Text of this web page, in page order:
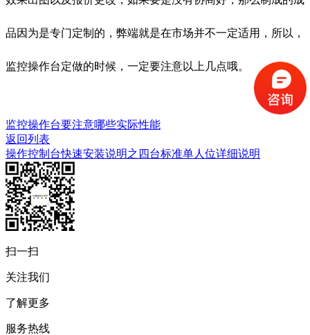
品因为是专门定制的，弊端就是在市场并不一定适用，所以，
监控操作台定做的时候，一定要注意以上几点哦。
监控操作台要注意哪些实际性能
返回列表
操作控制台快速安装说明之四台标准单人位详细说明
扫一扫
关注我们
了解更多
服务热线